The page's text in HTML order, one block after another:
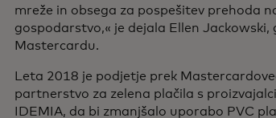
mreže in obsega za pospešitev prehoda
gospodarstvo,« je dejala Ellen
Mastercardu.
Leta 2018 je podjetje prek
partnerstvo za zelena plačila s
IDEMIA, da bi zmanjšalo uporabo PVC